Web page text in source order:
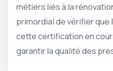
métiers liés à la
primordial de vérifier que
cette certification en
garantir la qualité des